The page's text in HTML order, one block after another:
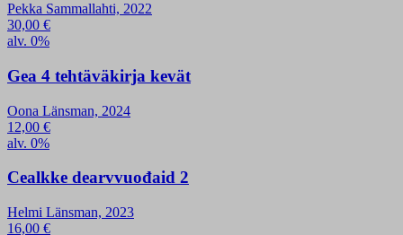
Pekka Sammallahti, 2022
30,00 €
alv. 0%
Gea 4 tehtäväkirja kevät
Oona Länsman, 2024
12,00 €
alv. 0%
Cealkke dearvvuođaid 2
Helmi Länsman, 2023
16,00 €